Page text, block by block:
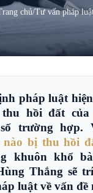
chủ/Tư vấn pháp
pháp luật
hồi đất của
trường hợp.
bị thu hồi
khuôn khổ
Thắng sẽ
luật về vấn đề